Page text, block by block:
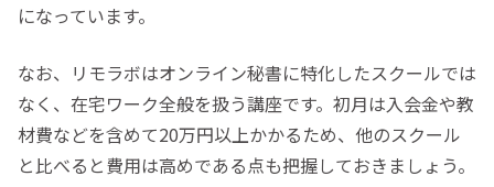
になっています。
なお、 リモラボはオンライン秘書に特化したスクールでは
なく、在宅ワーク全般を扱う講座です。初月は入会金や教
材費などを含めて20万円以上かかるため、他のスクール
と比べると費用は高めである点も把握しておきましょう。